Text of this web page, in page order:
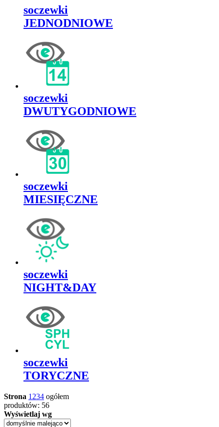
soczewki
JEDNODNIOWE
soczewki
DWUTYGODNIOWE
soczewki
MIESIĘCZNE
soczewki
NIGHT&DAY
soczewki
TORYCZNE
Strona 1 234 ogółem
produktów: 56
Wyświetlaj wg